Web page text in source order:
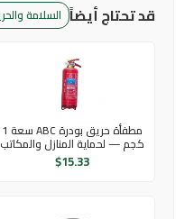
قد تحتاج أيضاً السلامة
مطفأة حريق بودرة ABC سعة 1
كجم — لحماية المنازل والمكاتب
$15.33